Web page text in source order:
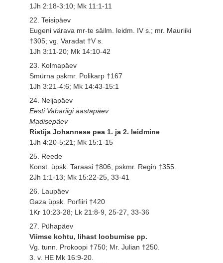
1Jh 2:18-3:10; Mk 11:1-11
22. Teisipäev
Eugeni värava mr-te säilm. leidm. IV s.; mr. Mauriiki
†305; vg. Varadat †V s.
1Jh 3:11-20; Mk 14:10-42
23. Kolmapäev
Smürna pskmr. Polikarp †167
1Jh 3:21-4:6; Mk 14:43-15:1
24. Neljapäev
Eesti Vabariigi aastapäev
Madisepäev
Ristija Johannese pea 1. ja 2. leidmine
1Jh 4:20-5:21; Mk 15:1-15
25. Reede
Konst. üpsk. Taraasi †806; pskmr. Regin †355.
2Jh 1:1-13; Mk 15:22-25, 33-41
26. Laupäev
Gaza üpsk. Porfiiri †420
1Kr 10:23-28; Lk 21:8-9, 25-27, 33-36
27. Pühapäev
Viimse kohtu, lihast loobumise pp.
Vg. tunn. Prokoopi †750; Mr. Julian †250.
3. v. HE Mk 16:9-20.